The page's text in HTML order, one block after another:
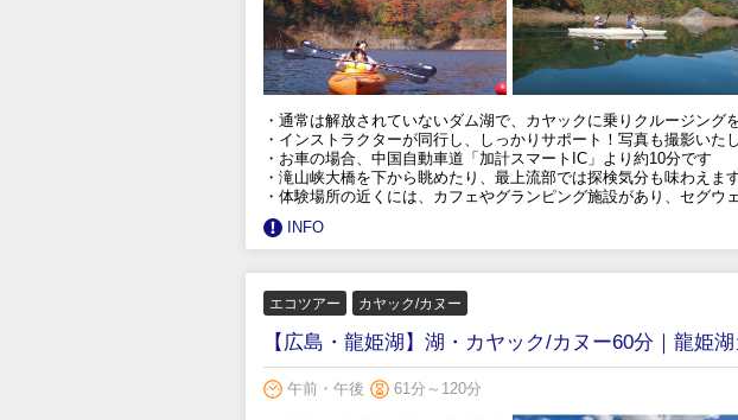
・通常は解放されていないダム湖で、カヤックに乗りクルージング
・インストラクターが同行し、しっかりサポート！写真も撮影いた
・お車の場合、中国自動車道「加計スマートIC」より約10分です
・滝山峡大橋を下から眺めたり、最上流部では探検気分も味わえま
・体験場所の近くには、カフェやグランピング施設があり、セグ
INFO
エコツアー カヤック/カヌー
【広島・龍姫湖】湖・カヤック/カヌー60分｜龍姫
午前・午後 61分～120分